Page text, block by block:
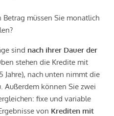
Betrag müssen Sie monatlich
sind nach ihrer Dauer der
stehen die Kredite mit
Jahre), nach unten nimmt die
Außerdem können Sie zwei
fixe und variable
von Krediten mit